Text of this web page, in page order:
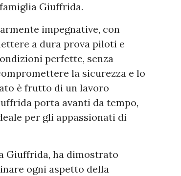
Giuffrida.
impegnative, con
a dura prova piloti e
perfette, senza
la sicurezza e lo
è frutto di un lavoro
porta avanti da tempo,
per gli appassionati di
Giuffrida, ha dimostrato
ogni aspetto della